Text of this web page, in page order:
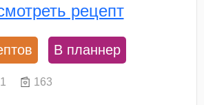
рецепт
В планнер
163